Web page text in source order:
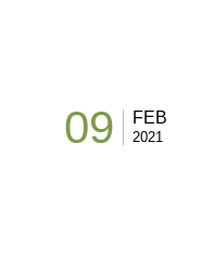
09 FEB
2021